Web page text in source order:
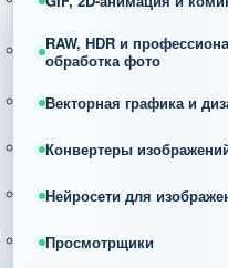
RAW, HDR и
обработка фото
Векторная графика и
Конвертеры
Нейросети для
Просмотрщики